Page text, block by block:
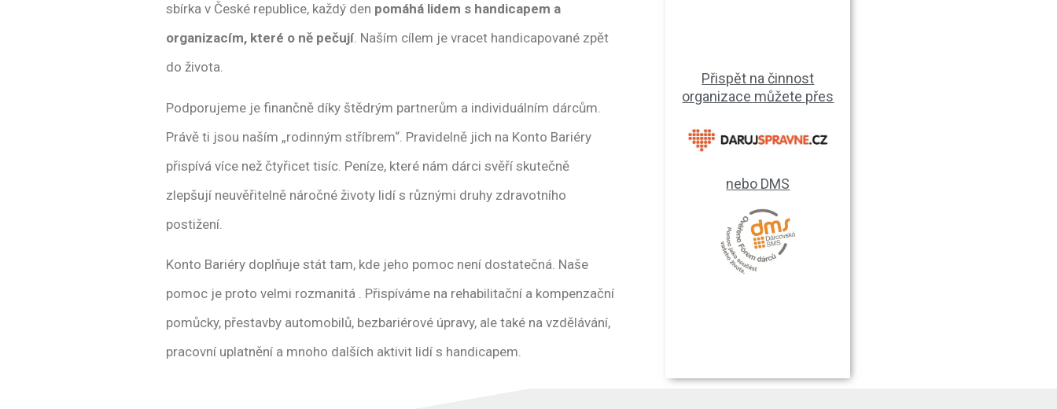
sbírka v České republice, každý den pomáhá lidem s handicapem a
organizacím, které o ně pečují. Naším cílem je vracet handicapované zpět
do života.
Podporujeme je finančně díky štědrým partnerům a individuálním dárcům.
Právě ti jsou naším „rodinným stříbrem“. Pravidelně jich na Konto Bariéry
přispívá více než čtyřicet tisíc. Peníze, které nám dárci svěří skutečně
zlepšují neuvěřitelně náročné životy lidí s různými druhy zdravotního
postižení.
Konto Bariéry doplňuje stát tam, kde jeho pomoc není dostatečná. Naše
pomoc je proto velmi rozmanitá . Přispíváme na rehabilitační a kompenzační
pomůcky, přestavby automobilů, bezbariérové úpravy, ale také na vzdělávání,
pracovní uplatnění a mnoho dalších aktivit lidí s handicapem.
Přispět na činnost
organizace můžete přes
nebo DMS